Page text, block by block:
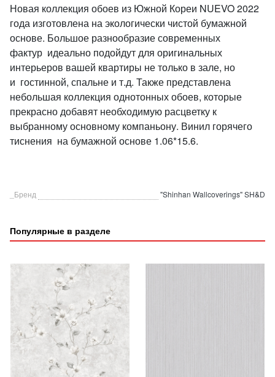
Новая коллекция обоев из Южной Кореи NUEVO 2022
года изготовлена на экологически чистой бумажной
основе. Большое разнообразие современных
фактур идеально подойдут для оригинальных
интерьеров вашей квартиры не только в зале, но
и гостинной, спальне и т.д. Также представлена
небольшая коллекция однотонных обоев, которые
прекрасно добавят необходимую расцветку к
выбранному основному компаньону. Винил горячего
тиснения на бумажной основе 1.06*15.6.
_Бренд "Shinhan Wallcoverings" SH&D
Популярные в разделе